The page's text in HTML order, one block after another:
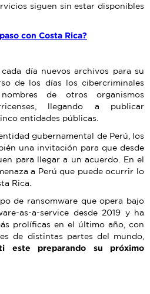
siguen sin estar disponibles
con Costa Rica?
día nuevos archivos para su
de los días los cibercriminales
de otros organismos
llegando a publicar
entidades públicas.
gubernamental de Perú, los
una invitación para que desde
para llegar a un acuerdo. En el
a Perú que puede ocurrir lo
Rica.
de ransomware que opera bajo
as-a-service desde 2019 y ha
prolíficas en el último año, con
de distintas partes del mundo,
este preparando su próximo